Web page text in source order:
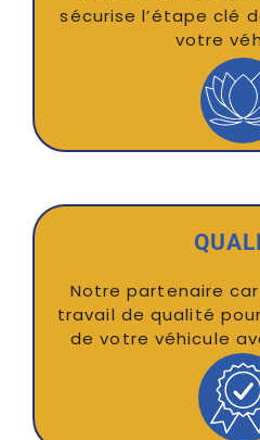
sécurise l’étape clé
votre
Notre partenaire
travail de qualité
de votre véhicule